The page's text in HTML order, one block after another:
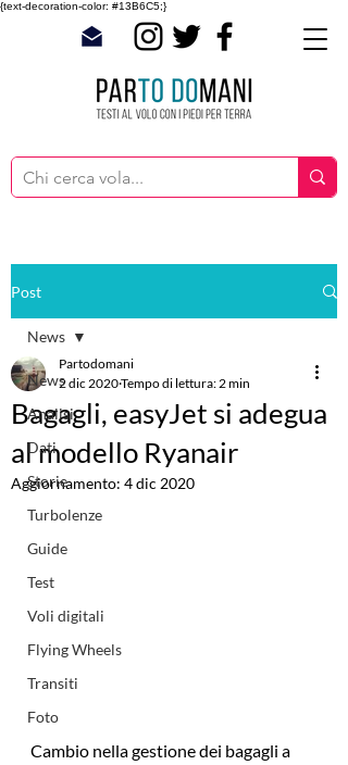
{text-decoration-color: #13B6C5;}
Post
News
Analisi
Dati
Storie
Turbolenze
Guide
Test
Voli digitali
Flying Wheels
Transiti
Foto
News
Bagagli, easyJet si adegua
al modello Ryanair
Partodomani
2 dic 2020Tempo di lettura: 2 min
Aggiornamento: 4 dic 2020
Cambio nella gestione dei bagagli a